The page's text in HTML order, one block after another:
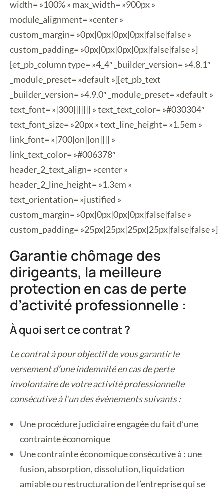
width= »100% » max_width= »900px »
module_alignment= »center »
custom_margin= »0px|0px|0px|0px|false|false »
custom_padding= »0px|0px|0px|0px|false|false »]
[et_pb_column type= »4_4″ _builder_version= »4.8.1″
_module_preset= »default »][et_pb_text
_builder_version= »4.9.0″ _module_preset= »default »
text_font= »|300||||||| » text_text_color= »#030304″
text_font_size= »20px » text_line_height= »1.5em »
link_font= »|700|on||on|||| »
link_text_color= »#006378″
header_2_text_align= »center »
header_2_line_height= »1.3em »
text_orientation= »justified »
custom_margin= »0px|0px|0px|0px|false|false »
custom_padding= »25px|25px|25px|25px|false|false »]
Garantie chômage des
dirigeants, la meilleure
protection en cas de perte
d’activité professionnelle :
À quoi sert ce contrat ?
Le contrat à pour objectif de vous garantir le
versement d’une indemnité en cas de perte
involontaire de votre activité professionnelle
consécutive à l’un des évènements suivants :
Une procédure judiciaire engagée du fait d’une
contrainte économique
Une contrainte économique consécutive à : une
fusion, absorption, dissolution, liquidation
amiable ou restructuration de l’entreprise qui se